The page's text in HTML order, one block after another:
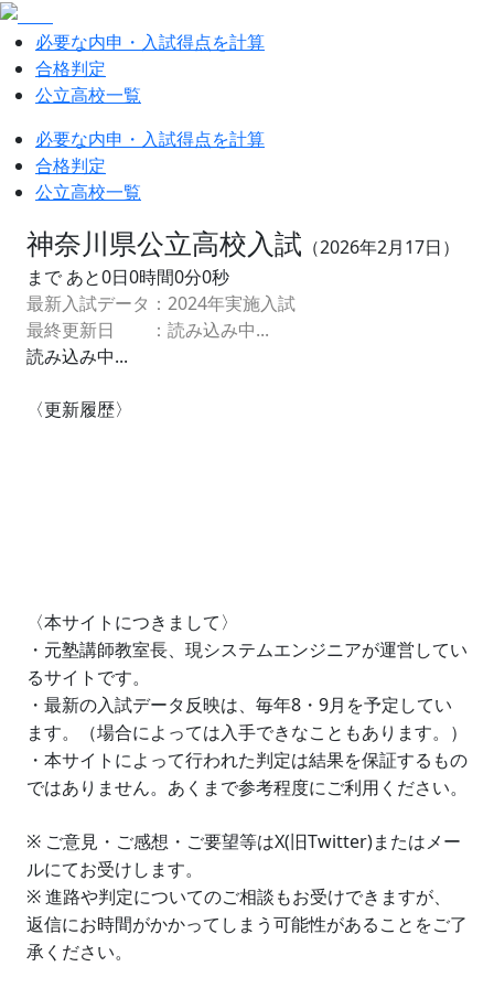
必要な内申・入試得点を計算
合格判定
公立高校一覧
必要な内申・入試得点を計算
合格判定
公立高校一覧
神奈川県公立高校入試 （2026年2月17日）
まで あと0日0時間0分0秒
最新入試データ： 2024年実施入試
最終更新日 ： 読み込み中...
読み込み中...
〈更新履歴〉
〈本サイトにつきまして〉
・元塾講師教室長、現システムエンジニアが運営してい
るサイトです。
・最新の入試データ反映は、毎年8・9月を予定してい
ます。（場合によっては入手できなこともあります。）
・本サイトによって行われた判定は結果を保証するもの
ではありません。あくまで参考程度にご利用ください。
※ ご意見・ご感想・ご要望等はX(旧Twitter)またはメー
ルにてお受けします。
※ 進路や判定についてのご相談もお受けできますが、
返信にお時間がかかってしまう可能性があることをご了
承ください。